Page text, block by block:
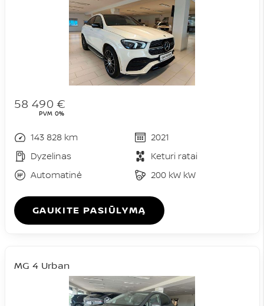
58 490 €
PVM 0%
143 828 km
2021
Dyzelinas
Keturi ratai
Automatinė
200 kW kW
GAUKITE PASIŪLYMĄ
MG 4 Urban